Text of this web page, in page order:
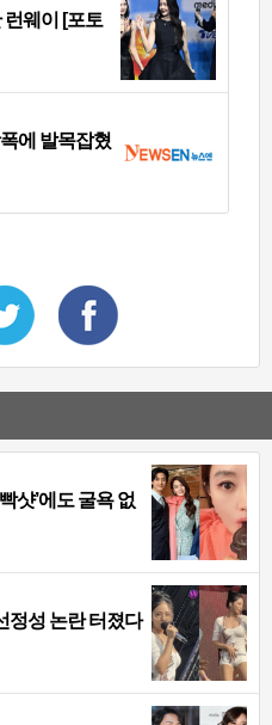
런웨이 [포토
에 발목잡혔
샷’에도 굴욕 없
정성 논란 터졌다